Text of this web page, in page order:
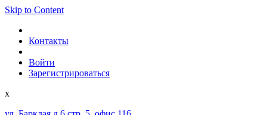
Skip to Content
Контакты
Войти
Зарегистрироваться
x